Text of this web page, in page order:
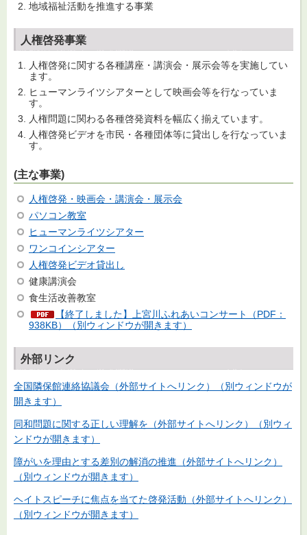
地域福祉活動を推進する事業
人権啓発事業
人権啓発に関する各種講座・講演会・展示会等を実施してい
ます。
ヒューマンライツシアターとして映画会等を行なっていま
す。
人権問題に関わる各種啓発資料を幅広く揃えています。
人権啓発ビデオを市民・各種団体等に貸出しを行なっていま
す。
(主な事業)
人権啓発・映画会・講演会・展示会
パソコン教室
ヒューマンライツシアター
ワンコインシアター
人権啓発ビデオ貸出し
健康講演会
食生活改善教室
【終了しました】上宮川ふれあいコンサート（PDF：
938KB）（別ウィンドウが開きます）
外部リンク
全国隣保館連絡協議会（外部サイトへリンク）（別ウィンドウが
開きます）
同和問題に関する正しい理解を（外部サイトへリンク）（別ウィ
ンドウが開きます）
障がいを理由とする差別の解消の推進（外部サイトへリンク）
（別ウィンドウが開きます）
ヘイトスピーチに焦点を当てた啓発活動（外部サイトへリンク）
（別ウィンドウが開きます）